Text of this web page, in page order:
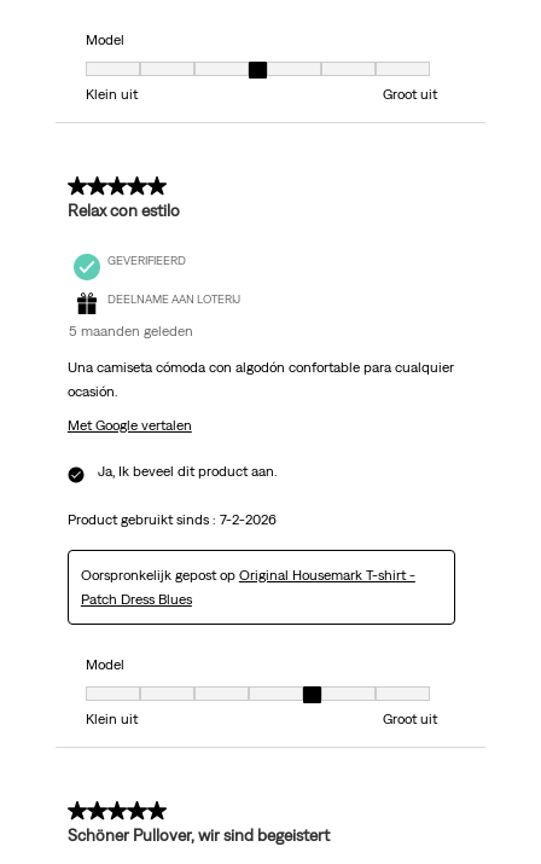
Model
Model, 4 van 7, waarbij 1 gelijk is aan Klein uit en 7 gelijk is aan Groot uit
Klein uit
Groot uit
5 van 5 sterren.
Relax con estilo
GEVERIFIEERD
DEELNAME AAN LOTERIJ
5 maanden geleden
Una camiseta cómoda con algodón confortable para cualquier
ocasión.
Met Google vertalen
Ja, Ik beveel dit product aan.
Product gebruikt sinds : 7-2-2026
Oorspronkelijk gepost op Original Housemark T-shirt -
Patch Dress Blues
Model
Model, 5 van 7, waarbij 1 gelijk is aan Klein uit en 7 gelijk is aan Groot uit
Klein uit
Groot uit
5 van 5 sterren.
Schöner Pullover, wir sind begeistert